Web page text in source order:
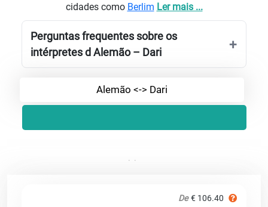
cidades como Berlim Ler mais ...
Perguntas frequentes sobre os
intérpretes d Alemão – Dari
Alemão <-> Dari
De € 106.40